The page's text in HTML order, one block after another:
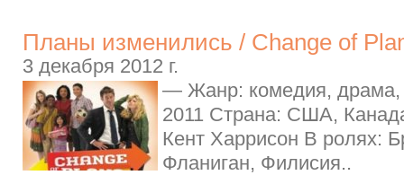
Планы изменились / Change of
3 декабря 2012 г.
— Жанр: комедия, драма,
2011 Страна: США,
Кент Харрисон В ролях:
Фланиган, Филисия..